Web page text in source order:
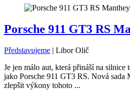
Porsche 911 GT3 RS
Představujeme | Libor Olič
Je jen málo aut, která přináší na
jako Porsche 911 GT3 RS. Nová sada
zlepšit výkony tohoto ...